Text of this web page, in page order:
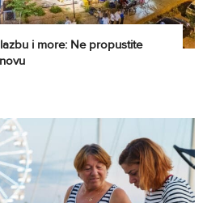
i more: Ne propustite